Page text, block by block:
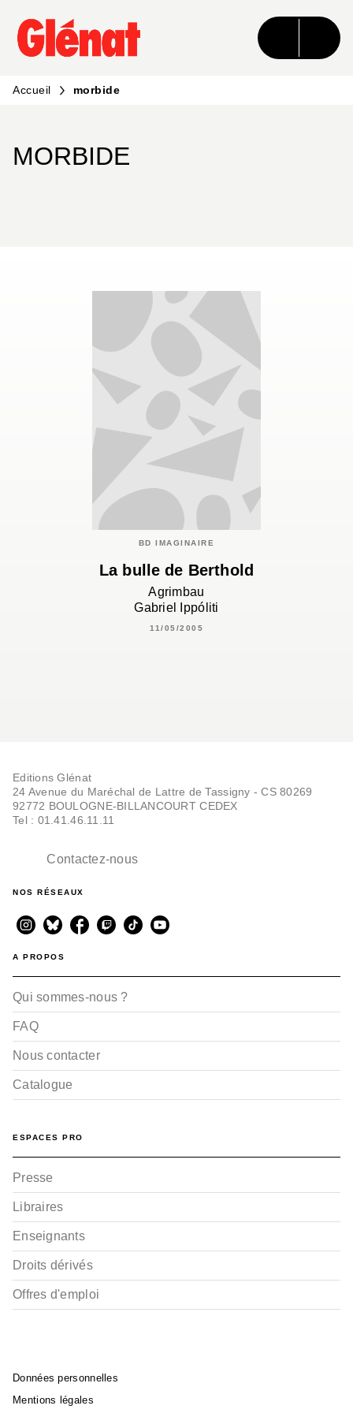
MENU RECHERCHE CONTENU
PIED DE PAGE
Accueil morbide
MORBIDE
BD IMAGINAIRE
La bulle de Berthold
Agrimbau
Gabriel Ippóliti
11/05/2005
Editions Glénat
24 Avenue du Maréchal de Lattre de Tassigny - CS 80269
92772 BOULOGNE-BILLANCOURT CEDEX
Tel : 01.41.46.11.11
Contactez-nous
NOS RÉSEAUX
A PROPOS
Qui sommes-nous ?
FAQ
Nous contacter
Catalogue
ESPACES PRO
Presse
Libraires
Enseignants
Droits dérivés
Offres d'emploi
Données personnelles
Mentions légales